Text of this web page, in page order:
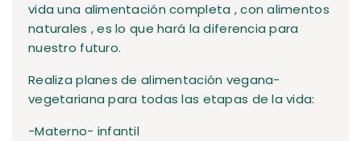
vida una alimentación completa , con alimentos
naturales , es lo que hará la diferencia para
nuestro futuro.
Realiza planes de alimentación vegana-
vegetariana para todas las etapas de la vida:
-Materno- infantil